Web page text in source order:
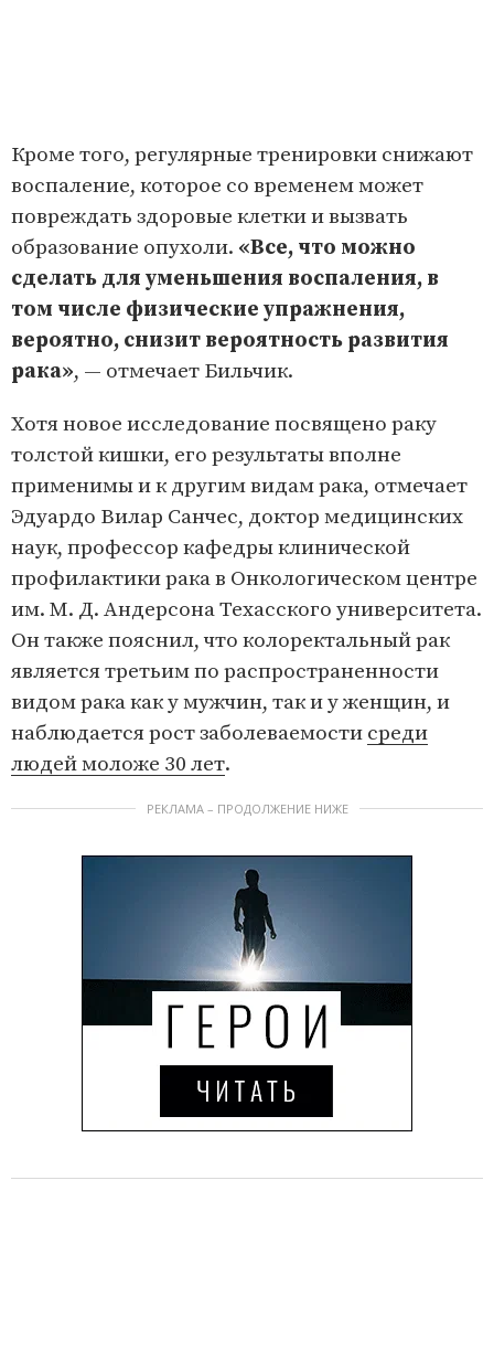
Кроме того, регулярные тренировки снижают
воспаление, которое со временем может
повреждать здоровые клетки и вызвать
образование опухоли. «Все, что можно
сделать для уменьшения воспаления, в
том числе физические упражнения,
вероятно, снизит вероятность развития
рака», — отмечает Бильчик.
Хотя новое исследование посвящено раку
толстой кишки, его результаты вполне
применимы и к другим видам рака, отмечает
Эдуардо Вилар Санчес, доктор медицинских
наук, профессор кафедры клинической
профилактики рака в Онкологическом центре
им. М. Д. Андерсона Техасского университета.
Он также пояснил, что колоректальный рак
является третьим по распространенности
видом рака как у мужчин, так и у женщин, и
наблюдается рост заболеваемости среди
людей моложе 30 лет.
РЕКЛАМА – ПРОДОЛЖЕНИЕ НИЖЕ